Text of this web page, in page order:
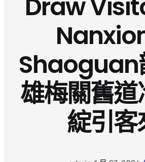
Shaoguan
雄梅關舊
綻引客